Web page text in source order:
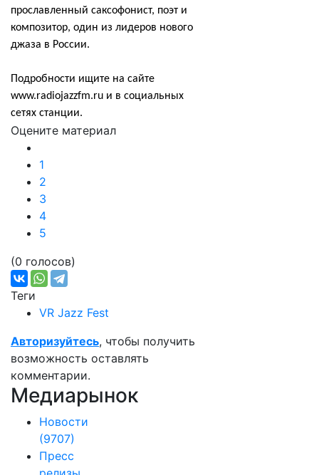
прославленный саксофонист, поэт и
композитор, один из лидеров нового
джаза в России.
Подробности ищите на сайте
www.radiojazzfm.ru и в социальных
сетях станции.
Оцените материал
1
2
3
4
5
(0 голосов)
Теги
VR Jazz Fest
Авторизуйтесь, чтобы получить
возможность оставлять
комментарии.
Медиарынок
Новости
(9707)
Пресс